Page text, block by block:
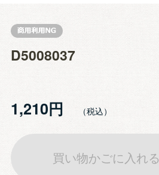
D5008037
1,210円
買い物かごに入れる